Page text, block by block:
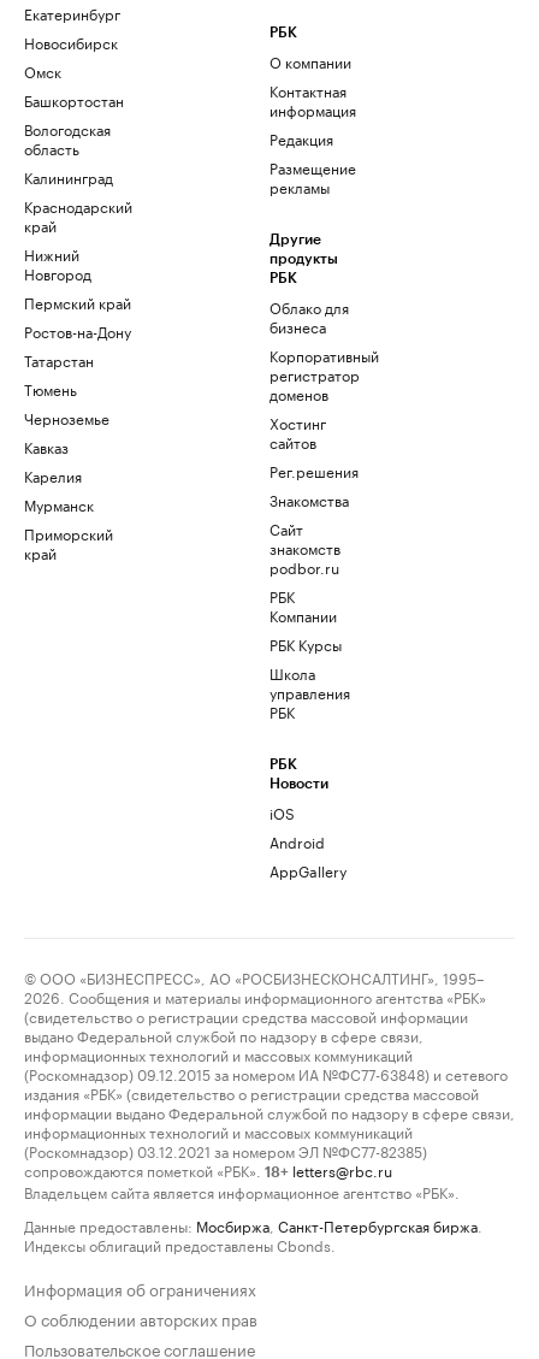
Екатеринбург
Новосибирск
Омск
Башкортостан
Вологодская
область
Калининград
Краснодарский
край
Нижний
Новгород
Пермский край
Ростов-на-Дону
Татарстан
Тюмень
Черноземье
Кавказ
Карелия
Мурманск
Приморский
край
РБК
О компании
Контактная
информация
Редакция
Размещение
рекламы
Другие
продукты
РБК
Облако для
бизнеса
Корпоративный
регистратор
доменов
Хостинг
сайтов
Рег.решения
Знакомства
Сайт
знакомств
podbor.ru
РБК
Компании
РБК Курсы
Школа
управления
РБК
РБК
Новости
iOS
Android
AppGallery
© ООО «БИЗНЕСПРЕСС», АО «РОСБИЗНЕСКОНСАЛТИНГ», 1995–
2026. Сообщения и материалы информационного агентства «РБК»
(свидетельство о регистрации средства массовой информации
выдано Федеральной службой по надзору в сфере связи,
информационных технологий и массовых коммуникаций
(Роскомнадзор) 09.12.2015 за номером ИА №ФС77-63848) и сетевого
издания «РБК» (свидетельство о регистрации средства массовой
информации выдано Федеральной службой по надзору в сфере связи,
информационных технологий и массовых коммуникаций
(Роскомнадзор) 03.12.2021 за номером ЭЛ №ФС77-82385)
сопровождаются пометкой «РБК».
18+ letters@rbc.ru
Владельцем сайта является информационное агентство «РБК».
Данные предоставлены: Мосбиржа Санкт-Петербургская биржа
Индексы облигаций предоставлены Cbonds.
Информация об ограничениях
О соблюдении авторских прав
Пользовательское соглашение